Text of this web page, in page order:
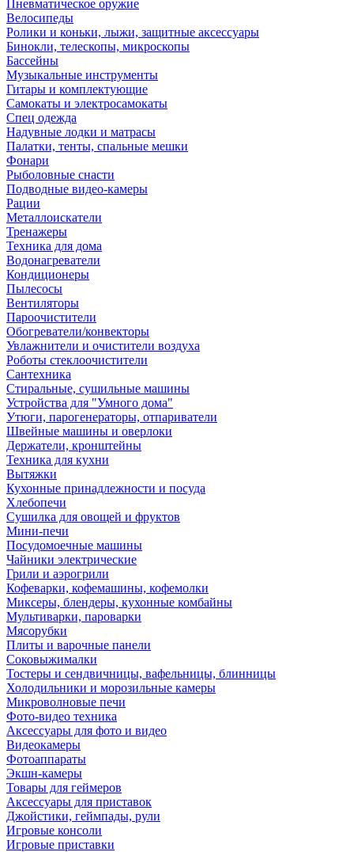
Пневматическое оружие
Велосипеды
Ролики и коньки, лыжи, защитные аксессуары
Бинокли, телескопы, микроскопы
Бассейны
Музыкальные инструменты
Гитары и комплектующие
Самокаты и электросамокаты
Спец одежда
Надувные лодки и матрасы
Палатки, тенты, спальные мешки
Фонари
Рыболовные снасти
Подводные видео-камеры
Рации
Металлоискатели
Тренажеры
Техника для дома
Водонагреватели
Кондиционеры
Пылесосы
Вентиляторы
Пароочистители
Обогреватели/конвекторы
Увлажнители и очистители воздуха
Роботы стеклоочистители
Сантехника
Стиральные, сушильные машины
Устройства для "Умного дома"
Утюги, парогенераторы, отпариватели
Швейные машины и оверлоки
Держатели, кронштейны
Техника для кухни
Вытяжки
Кухонные принадлежности и посуда
Хлебопечи
Сушилка для овощей и фруктов
Мини-печи
Посудомоечные машины
Чайники электрические
Грили и аэрогрили
Кофеварки, кофемашины, кофемолки
Миксеры, блендеры, кухонные комбайны
Мультиварки, пароварки
Мясорубки
Плиты и варочные панели
Соковыжималки
Тостеры и сендвичницы, вафельницы, блинницы
Холодильники и морозильные камеры
Микроволновые печи
Фото-видео техника
Аксессуары для фото и видео
Видеокамеры
Фотоаппараты
Экшн-камеры
Товары для геймеров
Аксессуары для приставок
Джойстики, геймпады, рули
Игровые консоли
Игровые приставки